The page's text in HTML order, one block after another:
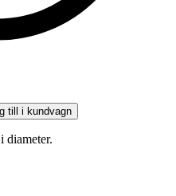
till i kundvagn
diameter.